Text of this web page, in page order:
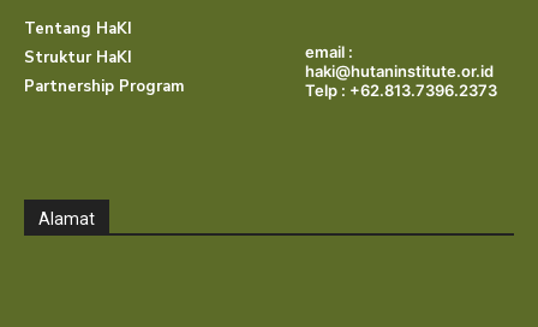
Tentang HaKI
Struktur HaKI
Partnership Program
email :
haki@hutaninstitute.or.id
Telp : +62.813.7396.2373
Alamat